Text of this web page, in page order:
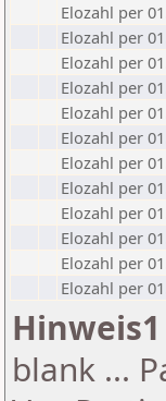
Elozahl per
Elozahl per
Elozahl per
Elozahl per
Elozahl per
Elozahl per
Elozahl per
Elozahl per
Elozahl per
Elozahl per
Elozahl per
Elozahl per
Hinweis1
blank ...